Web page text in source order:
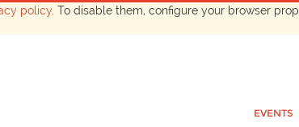
policy . To disable them, configure your browser
EVENTS